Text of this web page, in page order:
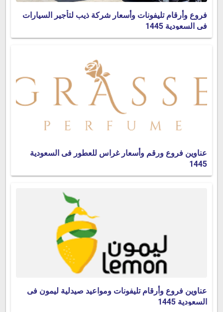
فروع وأرقام تليفونات وأسعار شركة ذيب لتأجير السيارات
فى السعودية 1445
عناوين فروع ورقم وأسعار غراس للعطور فى السعودية
1445
عناوين فروع وأرقام تليفونات ومواعيد صيدلية ليمون فى
السعودية 1445